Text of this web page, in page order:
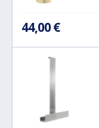
44,00 €